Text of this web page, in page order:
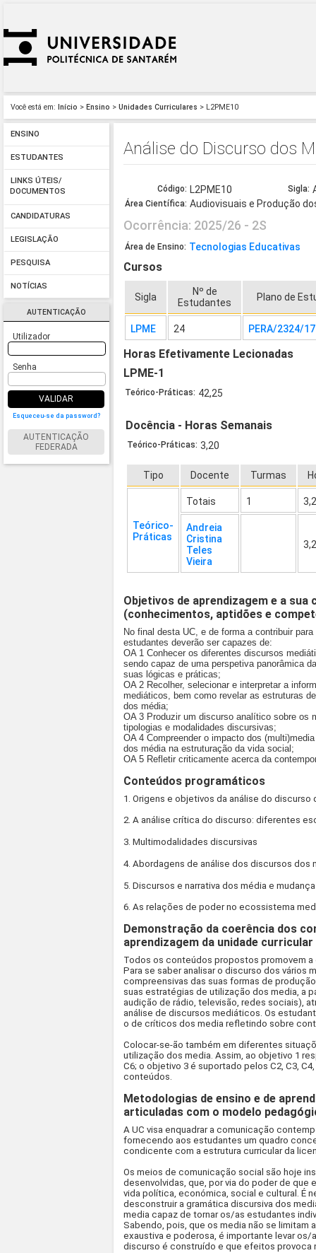
Você está em: Início > Ensino > Unidades Curriculares > L2PME10
ENSINO
ESTUDANTES
LINKS ÚTEIS/
DOCUMENTOS
CANDIDATURAS
LEGISLAÇÃO
PESQUISA
NOTÍCIAS
AUTENTICAÇÃO
Utilizador
Senha
VALIDAR
Esqueceu-se da password?
AUTENTICAÇÃO
FEDERADA
Análise do Discurso dos
Código: L2PME10 Sigla:
Área Científica: Audiovisuais e Produção
Ocorrência: 2025/26 - 2S
Área de Ensino: Tecnologias Educativas
Cursos
Sigla
Nº de
Estudantes
Plano de
LPME 24 PERA/2324/
Horas Efetivamente Lecionadas
LPME-1
Teórico-Práticas: 42,25
Docência - Horas Semanais
Teórico-Práticas: 3,20
Tipo Docente Turmas
Teórico-
Práticas
Totais 1
Andreia
Cristina
Teles
Vieira
Objetivos de aprendizagem e a
(conhecimentos, aptidões e
No final desta UC, e de forma a contribuir
estudantes deverão ser capazes de:
OA 1 Conhecer os diferentes discursos
sendo capaz de uma perspetiva panorâmica
suas lógicas e práticas;
OA 2 Recolher, selecionar e interpretar a
mediáticos, bem como revelar as estruturas
dos média;
OA 3 Produzir um discurso analítico sobre os
tipologias e modalidades discursivas;
OA 4 Compreender o impacto dos
dos média na estruturação da vida social;
OA 5 Refletir criticamente acerca da
Conteúdos programáticos
1. Origens e objetivos da análise do discurso
2. A análise crítica do discurso: diferentes
3. Multimodalidades discursivas
4. Abordagens de análise dos discursos dos
5. Discursos e narrativa dos média e
6. As relações de poder no ecossistema
Demonstração da coerência dos
aprendizagem da unidade curricular
Todos os conteúdos propostos promovem
Para se saber analisar o discurso dos
compreensivas das suas formas de
suas estratégias de utilização dos media, a
audição de rádio, televisão, redes sociais),
análise de discursos mediáticos. Os
o de críticos dos media refletindo sobre
Colocar-se-ão também em diferentes
utilização dos media. Assim, ao objetivo 1
C6; o objetivo 3 é suportado pelos C2, C3,
conteúdos.
Metodologias de ensino e de
articuladas com o modelo
A UC visa enquadrar a comunicação
fornecendo aos estudantes um quadro
condicente com a estrutura curricular da
Os meios de comunicação social são hoje
desenvolvidas, que, por via do poder de
vida política, económica, social e cultural. É
desconstruir a gramática discursiva dos
media capaz de tornar os/as estudantes
Sabendo, pois, que os media não se limitam
exaustiva e poderosa, é importante levar
discurso é construído e que efeitos provoca